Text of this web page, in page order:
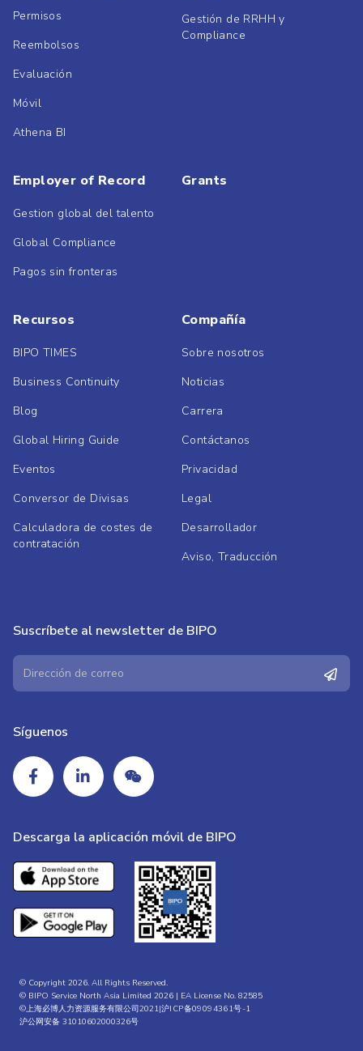
Permisos
Reembolsos
Evaluación
Móvil
Athena BI
Gestión de RRHH y
Compliance
Employer of Record
Gestion global del talento
Global Compliance
Pagos sin fronteras
Grants
Recursos
BIPO TIMES
Business Continuity
Blog
Global Hiring Guide
Eventos
Conversor de Divisas
Calculadora de costes de
contratación
Compañía
Sobre nosotros
Noticias
Carrera
Contáctanos
Privacidad
Legal
Desarrollador
Aviso, Traducción
Suscríbete al newsletter de BIPO
Síguenos
Descarga la aplicación móvil de BIPO
© Copyright 2026. All Rights Reserved.
© BIPO Service North Asia Limited 2026 | EA License No. 82585
©上海必博人力资源服务有限公司2021|沪ICP备09094361号-1
沪公网安备 31010602000326号